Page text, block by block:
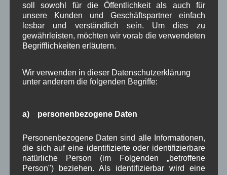
Schützen starten in die neue
Schießsaison
Oktober startet ab
19 Uhr die
Anfangsschießen in
die neue Schießsaison. Die genauen Termine sind
auf derHomepage der Schützenzu entnehmen.
Bis zum Endschießen am 19. März 2016 finden
soll sowohl für die Öffentlichkeit als auch für
unsere Kunden und Geschäftspartner einfach
lesbar und verständlich sein. Um dies zu
gewährleisten, möchten wir vorab die verwendeten
Begrifflichkeiten erläutern.
Wir verwenden in dieser Datenschutzerklärung
unter anderem die folgenden Begriffe:
a) personenbezogene Daten
Personenbezogene Daten sind alle Informationen,
die sich auf eine identifizierte oder identifizierbare
natürliche Person (im Folgenden „betroffene
Person") beziehen. Als identifizierbar wird eine